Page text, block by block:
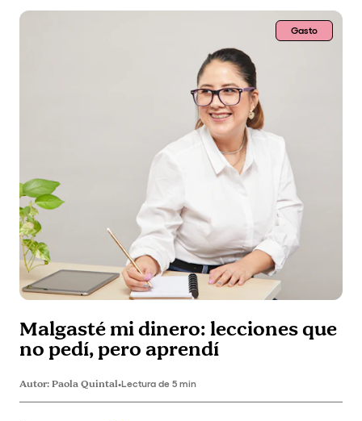
Gasto
Malgasté mi dinero: lecciones que
no pedí, pero aprendí
Autor:Paola Quintal•Lectura de 5 min